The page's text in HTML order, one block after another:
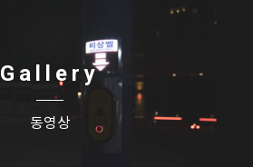
Gallery
동영상